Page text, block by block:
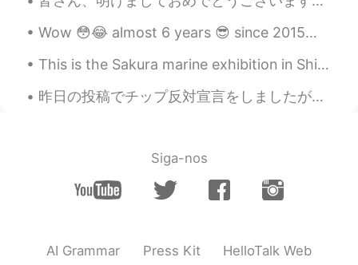
S-Ji 2020.04.08 12:17
EN
は行けないので、、、 これからも頑張って
下さい‼︎
献血するなんて素晴らしいですね
S-Ji 2020.04.08 12:16
素晴らしいです！
Wow 😳😂 almost 6 years 😎 since 2015😃 HelloTalkを始めた時にローマ字しか出来なかった😂 でも、今はもう1級も合格できて、日本に住んでて日本語で会話でき...
This is the Sakura marine exhibition in Shinagawa Aquapark. The dolphin show was beautiful 😊 I hi...
昨日の投稿でチップ反対宣言をしましたが、読み返すとその理由をあまり説明していなかったので、今日は補足します😅チップ自体が悪いわけではない。ただチップが制度としてサービス業に普及してしまうと、会社...
Siga-nos
AI Grammar Press Kit HelloTalk Web